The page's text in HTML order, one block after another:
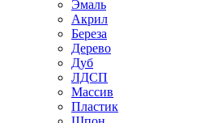
Эмаль
Акрил
Береза
Дерево
Дуб
ЛДСП
Массив
Пластик